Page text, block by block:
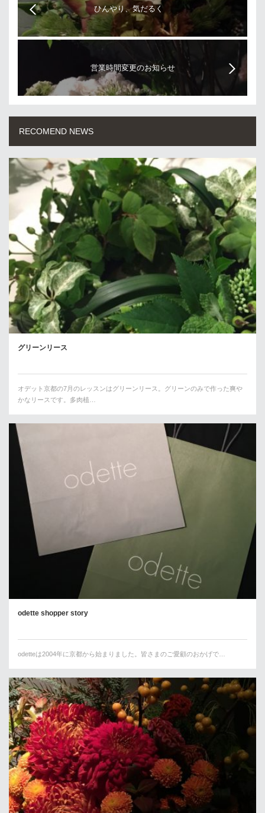
ひんやり、気だるく
営業時間変更のお知らせ
RECOMEND NEWS
グリーンリース
オデット京都の7月のレッスンはグリーンリース。グリーンのみで作った爽や
かなリースです。多肉植…
odette shopper story
odetteは2004年に京都から始まりました。皆さまのご愛顧のおかげで…